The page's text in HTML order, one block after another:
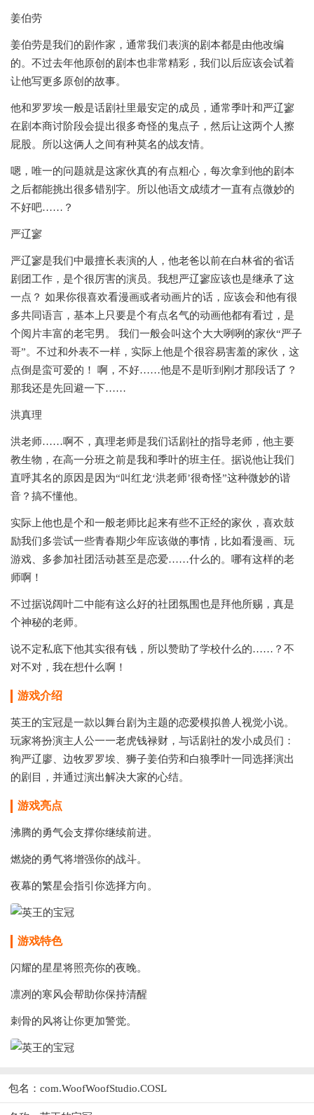
姜伯劳
姜伯劳是我们的剧作家，通常我们表演的剧本都是由他改编
的。不过去年他原创的剧本也非常精彩，我们以后应该会试着
让他写更多原创的故事。
他和罗罗埃一般是话剧社里最安定的成员，通常季叶和严辽寥
在剧本商讨阶段会提出很多奇怪的鬼点子，然后让这两个人擦
屁股。所以这俩人之间有种莫名的战友情。
嗯，唯一的问题就是这家伙真的有点粗心，每次拿到他的剧本
之后都能挑出很多错别字。所以他语文成绩才一直有点微妙的
不好吧……？
严辽寥
严辽寥是我们中最擅长表演的人，他老爸以前在白林省的省话
剧团工作，是个很厉害的演员。我想严辽寥应该也是继承了这
一点？ 如果你很喜欢看漫画或者动画片的话，应该会和他有很
多共同语言，基本上只要是个有点名气的动画他都有看过，是
个阅片丰富的老宅男。 我们一般会叫这个大大咧咧的家伙“严子
哥”。不过和外表不一样，实际上他是个很容易害羞的家伙，这
点倒是蛮可爱的！ 啊，不好……他是不是听到刚才那段话了？
那我还是先回避一下……
洪真理
洪老师……啊不，真理老师是我们话剧社的指导老师，他主要
教生物，在高一分班之前是我和季叶的班主任。据说他让我们
直呼其名的原因是因为“叫红龙‘洪老师’很奇怪”这种微妙的谐
音？搞不懂他。
实际上他也是个和一般老师比起来有些不正经的家伙，喜欢鼓
励我们多尝试一些青春期少年应该做的事情，比如看漫画、玩
游戏、多参加社团活动甚至是恋爱……什么的。哪有这样的老
师啊！
不过据说阔叶二中能有这么好的社团氛围也是拜他所赐，真是
个神秘的老师。
说不定私底下他其实很有钱，所以赞助了学校什么的……？不
对不对，我在想什么啊！
游戏介绍
英王的宝冠是一款以舞台剧为主题的恋爱模拟兽人视觉小说。
玩家将扮演主人公一一老虎钱禄财，与话剧社的发小成员们：
狗严辽廖、边牧罗罗埃、狮子姜伯劳和白狼季叶一同选择演出
的剧目，并通过演出解决大家的心结。
游戏亮点
沸腾的勇气会支撑你继续前进。
燃烧的勇气将增强你的战斗。
夜幕的繁星会指引你选择方向。
游戏特色
闪耀的星星将照亮你的夜晚。
凛冽的寒风会帮助你保持清醒
刺骨的风将让你更加警觉。
包名：com.WoofWoofStudio.COSL